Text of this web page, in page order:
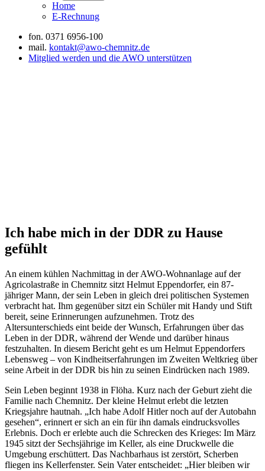
Home
E-Rechnung
fon. 0371 6956-100
mail. kontakt@awo-chemnitz.de
Mitglied werden und die AWO unterstützen
Ich habe mich in der DDR zu Hause
gefühlt
An einem kühlen Nachmittag in der AWO-Wohnanlage auf der
Agricolastraße in Chemnitz sitzt Helmut Eppendorfer, ein 87-
jähriger Mann, der sein Leben in gleich drei politischen Systemen
verbracht hat. Ihm gegenüber sitzt ein Schüler mit Handy und Stift
bereit, seine Erinnerungen aufzunehmen. Trotz des
Altersunterschieds eint beide der Wunsch, Erfahrungen über das
Leben in der DDR, während der Wende und darüber hinaus
festzuhalten. In diesem Bericht geht es um Helmut Eppendorfers
Lebensweg – von Kindheitserfahrungen im Zweiten Weltkrieg über
seine Arbeit in der DDR bis hin zu seinen Eindrücken nach 1989.
Sein Leben beginnt 1938 in Flöha. Kurz nach der Geburt zieht die
Familie nach Chemnitz. Der kleine Helmut erlebt die letzten
Kriegsjahre hautnah. „Ich habe Adolf Hitler noch auf der Autobahn
gesehen“, erinnert er sich an ein für ihn damals eindrucksvolles
Erlebnis. Doch er erlebte auch die Schrecken des Krieges: Im März
1945 sitzt der Sechsjährige im Keller, als eine Druckwelle die
Umgebung erschüttert. Das Nachbarhaus ist zerstört, Scherben
fliegen ins Kellerfenster. Sein Vater entscheidet: „Hier bleiben wir